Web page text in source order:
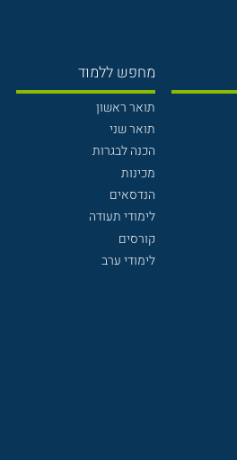
מחפש ללמוד
תואר ראשון
תואר שני
הכנה לבגרות
מכינות
הנדסאים
לימודי תעודה
קורסים
לימודי ערב